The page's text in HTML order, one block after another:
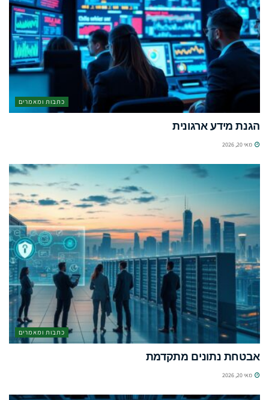
כתבות ומאמרים
הגנת מידע ארגונית
מאי 20, 2026
כתבות ומאמרים
אבטחת נתונים מתקדמת
מאי 20, 2026